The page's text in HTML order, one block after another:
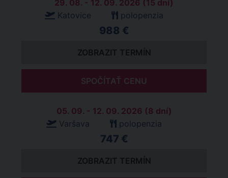
29. 08. - 12. 09. 2026 (15 dní)
Katovice
polopenzia
988 €
ZOBRAZIT TERMÍN
SPOČÍTAŤ CENU
05. 09. - 12. 09. 2026 (8 dní)
Varšava
polopenzia
747 €
ZOBRAZIT TERMÍN